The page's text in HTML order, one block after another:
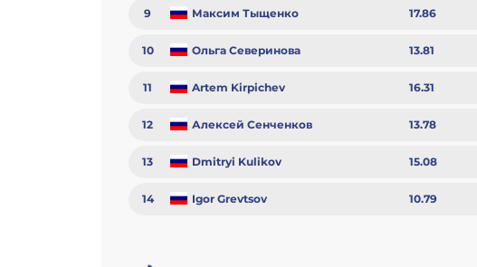
9 Максим Тыщенко 17.86
10 Ольга Северинова 13.81
11 Artem Kirpichev 16.31
12 Алексей Сенченков 13.78
13 Dmitryi Kulikov 15.08
14 Igor Grevtsov 10.79